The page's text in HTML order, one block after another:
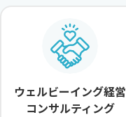
ウェルビーイング経営
コンサルティング